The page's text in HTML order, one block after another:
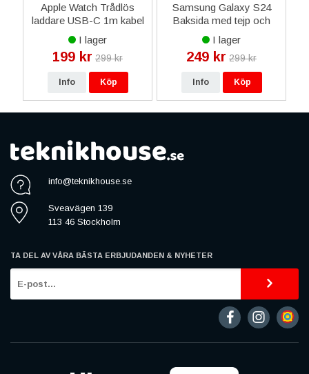
Apple Watch Trådlös
laddare USB-C 1m kabel
- Vit
I lager
199 kr 299 kr
Info Köp
Samsung Galaxy S24
Baksida med tejp och
kameraglas OEM -
Mörklila
I lager
249 kr 299 kr
Info Köp
info@teknikhouse.se
Sveavägen 139
113 46 Stockholm
TA DEL AV VÅRA BÄSTA ERBJUDANDEN & NYHETER